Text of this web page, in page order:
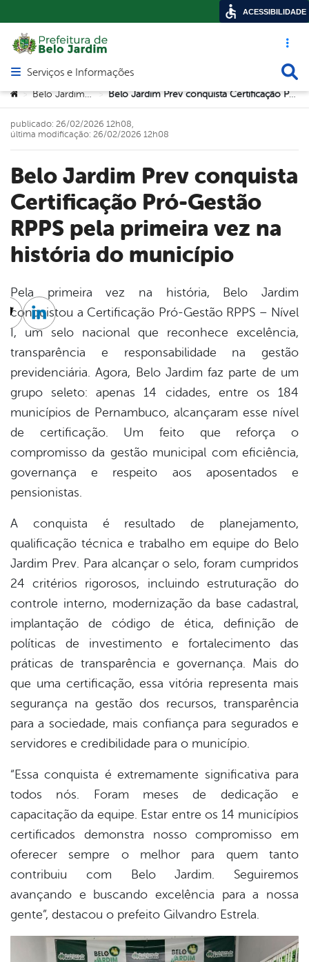
Acesso
Abrir menu principal de navegação
Serviços e Informações
Você está aqui:
> Belo Jardim Prev > Belo Jardim Prev conquista Certificação Pró-Gestão RPPS pela primeira vez na história do município
Belo Jardim Prev conquista
Certificação Pró-Gestão
RPPS pela primeira vez na
história do município
publicado: 26/02/2026 12h08,
última modificação: 26/02/2026 12h08
Pela primeira vez na história, Belo Jardim
conquistou a Certificação Pró-Gestão RPPS – Nível
I, um selo nacional que reconhece excelência,
transparência e responsabilidade na gestão
previdenciária. Agora, Belo Jardim faz parte de um
grupo seleto: apenas 14 cidades, entre os 184
municípios de Pernambuco, alcançaram esse nível
de certificação. Um feito que reforça o
compromisso da gestão municipal com eficiência,
governança e respeito aos aposentados e
pensionistas.
A conquista é resultado de planejamento,
qualificação técnica e trabalho em equipe do Belo
Jardim Prev. Para alcançar o selo, foram cumpridos
24 critérios rigorosos, incluindo estruturação do
controle interno, modernização da base cadastral,
implantação de código de ética, definição de
políticas de investimento e fortalecimento das
práticas de transparência e governança. Mais do
que uma certificação, essa vitória representa mais
segurança na gestão dos recursos, transparência
para a sociedade, mais confiança para segurados e
servidores e credibilidade para o município.
“Essa conquista é extremamente significativa para
todos nós. Foram meses de dedicação e
capacitação da equipe. Estar entre os 14 municípios
certificados demonstra nosso compromisso em
oferecer sempre o melhor para quem tanto
contribuiu com Belo Jardim. Seguiremos
avançando e buscando excelência para a nossa
gente”, destacou o prefeito Gilvandro Estrela.
Twitter
Linkedin
ACESSIBILIDADE